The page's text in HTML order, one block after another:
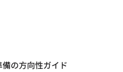
備の方向性ガイド